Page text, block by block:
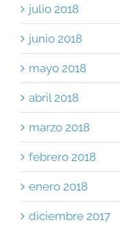
julio 2018
junio 2018
mayo 2018
abril 2018
marzo 2018
febrero 2018
enero 2018
diciembre 2017